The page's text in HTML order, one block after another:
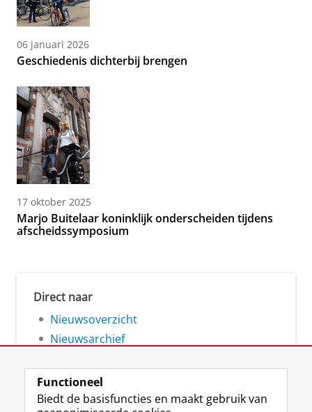
06 januari 2026
Geschiedenis dichterbij brengen
17 oktober 2025
Marjo Buitelaar koninklijk onderscheiden tijdens
afscheidssymposium
Direct naar
Nieuwsoverzicht
Nieuwsarchief
Functioneel
Biedt de basisfuncties en maakt gebruik van